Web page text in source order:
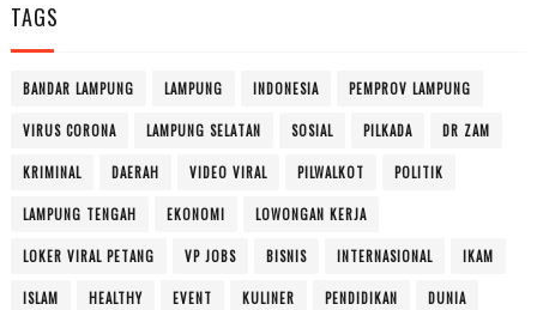
TAGS
BANDAR LAMPUNG LAMPUNG INDONESIA PEMPROV LAMPUNG
VIRUS CORONA LAMPUNG SELATAN SOSIAL PILKADA DR ZAM
KRIMINAL DAERAH VIDEO VIRAL PILWALKOT POLITIK
LAMPUNG TENGAH EKONOMI LOWONGAN KERJA
LOKER VIRAL PETANG VP JOBS BISNIS INTERNASIONAL IKAM
ISLAM HEALTHY EVENT KULINER PENDIDIKAN DUNIA